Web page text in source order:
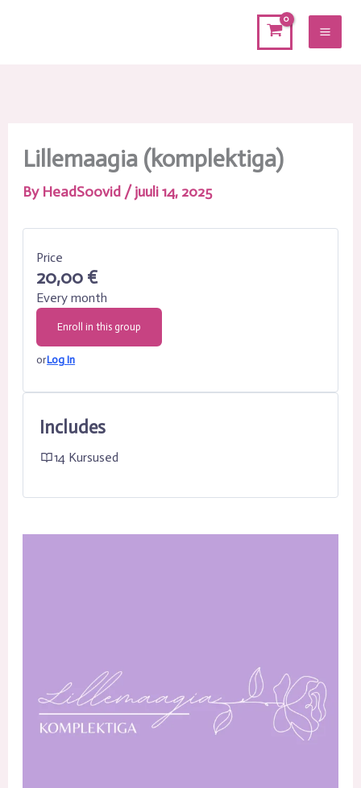
Lillemaagia (komplektiga)
By HeadSoovid / juuli 14, 2025
Price
20,00 €
Every month
Enroll in this group
orLog In
Includes
14 Kursused